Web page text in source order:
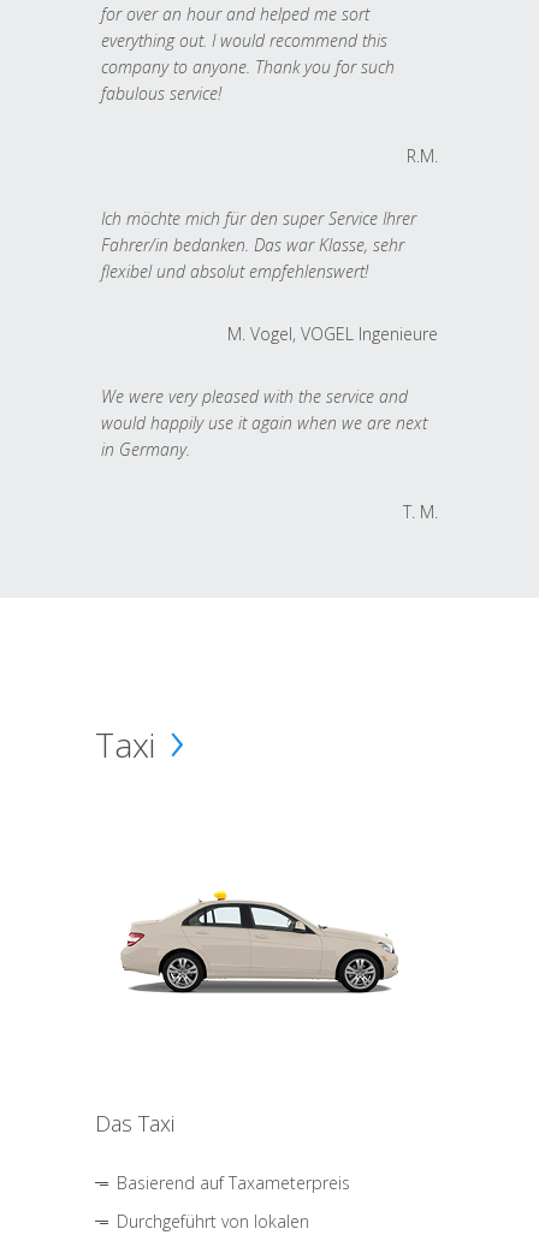
for over an hour and helped me sort
everything out. I would recommend this
company to anyone. Thank you for such
fabulous service!
R.M.
Ich möchte mich für den super Service Ihrer
Fahrer/in bedanken. Das war Klasse, sehr
flexibel und absolut empfehlenswert!
M. Vogel, VOGEL Ingenieure
We were very pleased with the service and
would happily use it again when we are next
in Germany.
T. M.
Taxi
Das Taxi
Basierend auf Taxameterpreis
Durchgeführt von lokalen